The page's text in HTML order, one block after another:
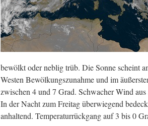
bewölkt oder neblig trüb. Die Sonne scheint
Westen Bewölkungszunahme und im
zwischen 4 und 7 Grad. Schwacher Wind
In der Nacht zum Freitag überwiegend
anhaltend. Temperaturrückgang auf 3 bis 0